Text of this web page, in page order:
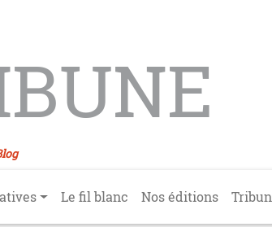
Le fil blanc Nos éditions